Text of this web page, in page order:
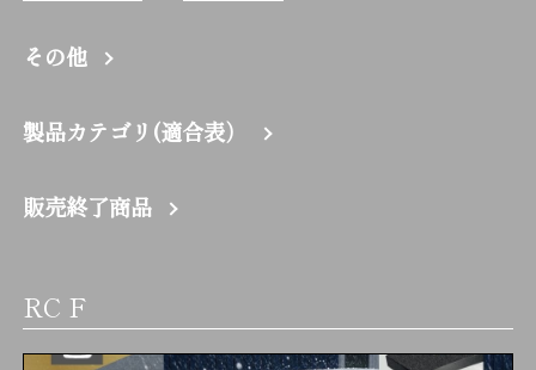
その他
製品カテゴリ(適合表）
販売終了商品
RC F